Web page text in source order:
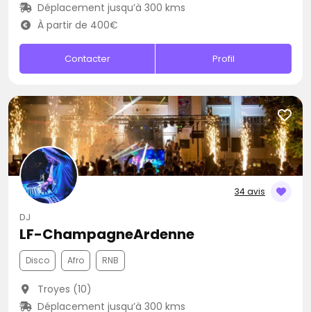
Déplacement jusqu’à 300 kms
À partir de 400€
Contacter Profil
34 avis
DJ
LF-ChampagneArdenne
Disco Afro RNB
Troyes (10)
Déplacement jusqu’à 300 kms